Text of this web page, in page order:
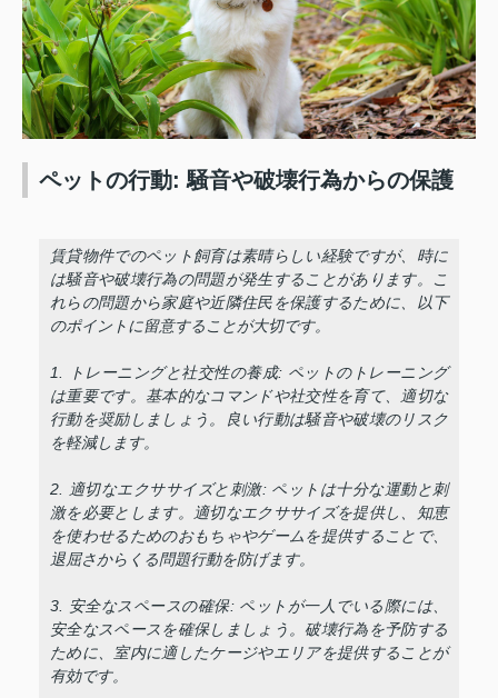
ペットの行動: 騒音や破壊行為からの保護
賃貸物件でのペット飼育は素晴らしい経験ですが、時に
は騒音や破壊行為の問題が発生することがあります。こ
れらの問題から家庭や近隣住民を保護するために、以下
のポイントに留意することが大切です。
1. トレーニングと社交性の養成: ペットのトレーニング
は重要です。基本的なコマンドや社交性を育て、適切な
行動を奨励しましょう。良い行動は騒音や破壊のリスク
を軽減します。
2. 適切なエクササイズと刺激: ペットは十分な運動と刺
激を必要とします。適切なエクササイズを提供し、知恵
を使わせるためのおもちゃやゲームを提供することで、
退屈さからくる問題行動を防げます。
3. 安全なスペースの確保: ペットが一人でいる際には、
安全なスペースを確保しましょう。破壊行為を予防する
ために、室内に適したケージやエリアを提供することが
有効です。